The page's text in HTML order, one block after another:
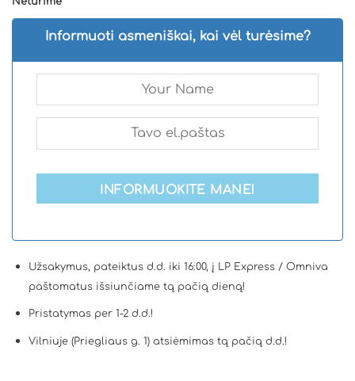
Informuoti asmeniškai, kai vėl turėsime?
INFORMUOKITE MANE!
Užsakymus, pateiktus d.d. iki 16:00, į LP Express / Omniva
paštomatus išsiunčiame tą pačią dieną!
Pristatymas per 1-2 d.d.!
Vilniuje (Priegliaus g. 1) atsiėmimas tą pačią d.d.!